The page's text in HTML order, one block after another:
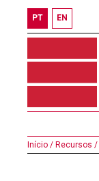
PT EN
Início / Recursos /